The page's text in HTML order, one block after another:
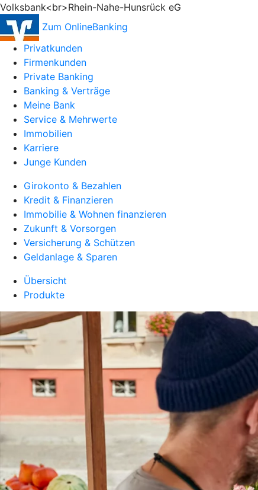
Volksbank<br>Rhein-Nahe-Hunsrück eG
Zum OnlineBanking
Privatkunden
Firmenkunden
Private Banking
Banking & Verträge
Meine Bank
Service & Mehrwerte
Immobilien
Karriere
Junge Kunden
Girokonto & Bezahlen
Kredit & Finanzieren
Immobilie & Wohnen finanzieren
Zukunft & Vorsorgen
Versicherung & Schützen
Geldanlage & Sparen
Übersicht
Produkte